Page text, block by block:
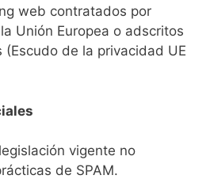
web contratados por
Unión Europea o adscritos
(Escudo de la privacidad UE
vigente no
de SPAM.